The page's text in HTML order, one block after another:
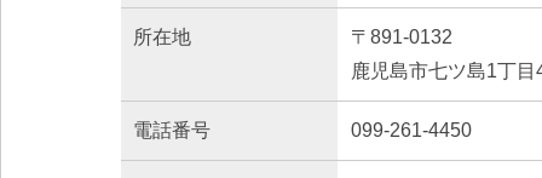
所在地
〒891-0132
鹿児島市七ツ島1丁目
電話番号 099-261-4450